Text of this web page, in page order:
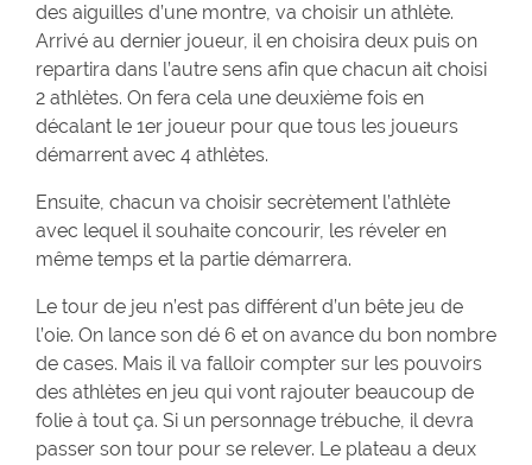
des aiguilles d’une montre, va choisir un athlète.
Arrivé au dernier joueur, il en choisira deux puis on
repartira dans l’autre sens afin que chacun ait choisi
2 athlètes. On fera cela une deuxième fois en
décalant le 1er joueur pour que tous les joueurs
démarrent avec 4 athlètes.
Ensuite, chacun va choisir secrètement l’athlète
avec lequel il souhaite concourir, les réveler en
même temps et la partie démarrera.
Le tour de jeu n’est pas différent d’un bête jeu de
l’oie. On lance son dé 6 et on avance du bon nombre
de cases. Mais il va falloir compter sur les pouvoirs
des athlètes en jeu qui vont rajouter beaucoup de
folie à tout ça. Si un personnage trébuche, il devra
passer son tour pour se relever. Le plateau a deux